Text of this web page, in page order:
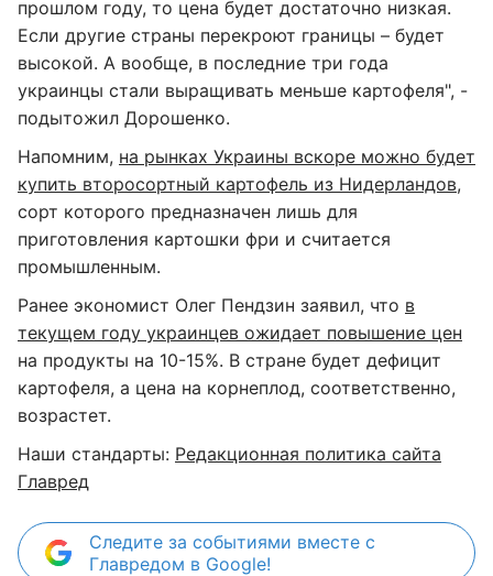
прошлом году, то цена будет достаточно низкая.
Если другие страны перекроют границы – будет
высокой. А вообще, в последние три года
украинцы стали выращивать меньше картофеля", -
подытожил Дорошенко.
Напомним, на рынках Украины вскоре можно будет
купить второсортный картофель из Нидерландов,
сорт которого предназначен лишь для
приготовления картошки фри и считается
промышленным.
Ранее экономист Олег Пендзин заявил, что в
текущем году украинцев ожидает повышение цен
на продукты на 10-15%. В стране будет дефицит
картофеля, а цена на корнеплод, соответственно,
возрастет.
Наши стандарты: Редакционная политика сайта
Главред
Следите за событиями вместе с
Главредом в Google!